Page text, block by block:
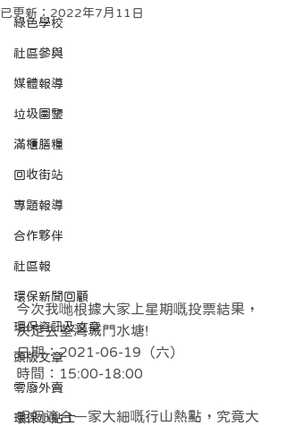
綠色學校
社區參與
媒體報導
垃圾圖鑒
滿櫃膳糧
回收街站
專題報導
合作夥伴
社區報
環保新聞回顧
環保資訊及文章
頭版文章
零廢外賣
環保小貼士
已更新： 2022年7月11日
今次我哋根據大家上星期嘅投票結果，
決定去荃灣城門水塘!
日期：2021-06-19（六）
時間：15:00-18:00
呢個適合一家大細嘅行山熱點，究竟大